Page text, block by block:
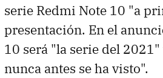
serie Redmi Note 10 "a
presentación. En el
10 será "la serie del
nunca antes se ha visto".